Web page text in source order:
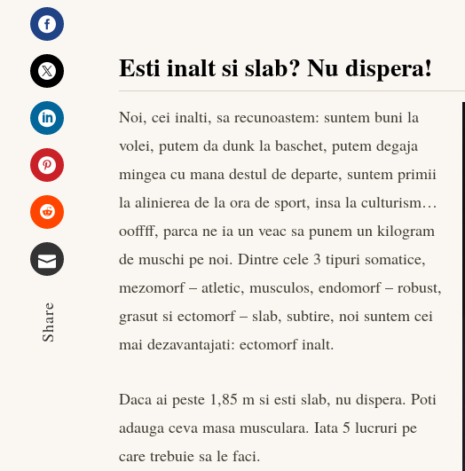
Facebook
Twitter
LinkedIn
Pinterest
Stumbleupon
Share
Esti inalt si slab? Nu dispera!
Noi, cei inalti, sa recunoastem: suntem buni la
volei, putem da dunk la baschet, putem degaja
mingea cu mana destul de departe, suntem primii
la alinierea de la ora de sport, insa la culturism…
ooffff, parca ne ia un veac sa punem un kilogram
de muschi pe noi. Dintre cele 3 tipuri somatice,
mezomorf – atletic, musculos, endomorf – robust,
grasut si ectomorf – slab, subtire, noi suntem cei
mai dezavantajati: ectomorf inalt.
Daca ai peste 1,85 m si esti slab, nu dispera. Poti
adauga ceva masa musculara. Iata 5 lucruri pe
care trebuie sa le faci.